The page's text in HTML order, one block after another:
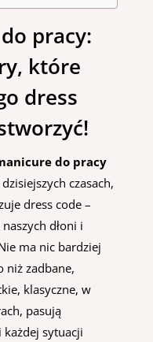
pracy:
które
dress
do pracy
czasach,
dress code –
dłoni i
ma nic bardziej
niż zadbane,
klasyczne, w
pasują
sytuacji